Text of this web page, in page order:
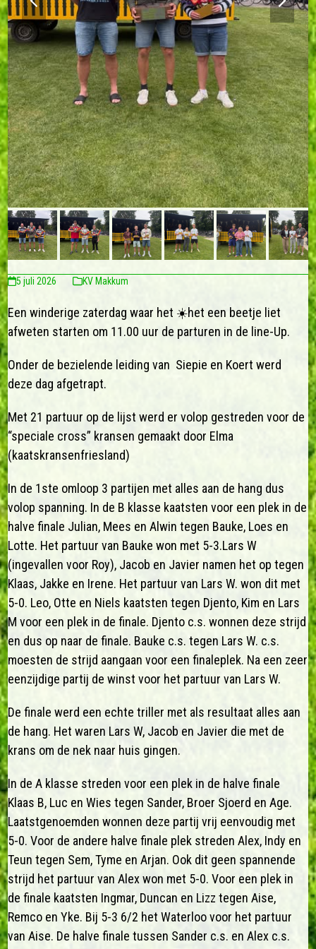
slide
slide
5 juli 2026 KV Makkum
Een winderige zaterdag waar het ☀️het een beetje liet
afweten starten om 11.00 uur de parturen in de line-Up.
Onder de bezielende leiding van Siepie en Koert werd
deze dag afgetrapt.
Met 21 partuur op de lijst werd er volop gestreden voor de
“speciale cross” kransen gemaakt door Elma
(kaatskransenfriesland)
In de 1ste omloop 3 partijen met alles aan de hang dus
volop spanning. In de B klasse kaatsten voor een plek in de
halve finale Julian, Mees en Alwin tegen Bauke, Loes en
Lotte. Het partuur van Bauke won met 5-3.Lars W
(ingevallen voor Roy), Jacob en Javier namen het op tegen
Klaas, Jakke en Irene. Het partuur van Lars W. won dit met
5-0. Leo, Otte en Niels kaatsten tegen Djento, Kim en Lars
M voor een plek in de finale. Djento c.s. wonnen deze strijd
en dus op naar de finale. Bauke c.s. tegen Lars W. c.s.
moesten de strijd aangaan voor een finaleplek. Na een zeer
eenzijdige partij de winst voor het partuur van Lars W.
De finale werd een echte triller met als resultaat alles aan
de hang. Het waren Lars W, Jacob en Javier die met de
krans om de nek naar huis gingen.
In de A klasse streden voor een plek in de halve finale
Klaas B, Luc en Wies tegen Sander, Broer Sjoerd en Age.
Laatstgenoemden wonnen deze partij vrij eenvoudig met
5-0. Voor de andere halve finale plek streden Alex, Indy en
Teun tegen Sem, Tyme en Arjan. Ook dit geen spannende
strijd het partuur van Alex won met 5-0. Voor een plek in
de finale kaatsten Ingmar, Duncan en Lizz tegen Aise,
Remco en Yke. Bij 5-3 6/2 het Waterloo voor het partuur
van Aise. De halve finale tussen Sander c.s. en Alex c.s.